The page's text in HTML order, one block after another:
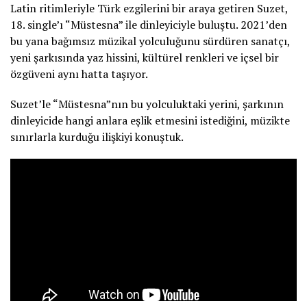
Latin ritimleriyle Türk ezgilerini bir araya getiren Suzet,
18. single’ı “Müstesna” ile dinleyiciyle buluştu. 2021’den
bu yana bağımsız müzikal yolculuğunu sürdüren sanatçı,
yeni şarkısında yaz hissini, kültürel renkleri ve içsel bir
özgüveni aynı hatta taşıyor.
Suzet’le “Müstesna”nın bu yolculuktaki yerini, şarkının
dinleyicide hangi anlara eşlik etmesini istediğini, müzikte
sınırlarla kurduğu ilişkiyi konuştuk.